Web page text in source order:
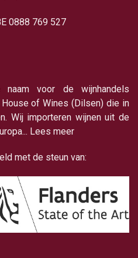
0888 769 527
voor de wijnhandels
House of Wines (Dilsen) die in
Wij importeren wijnen uit de
Lees meer
met de steun van: